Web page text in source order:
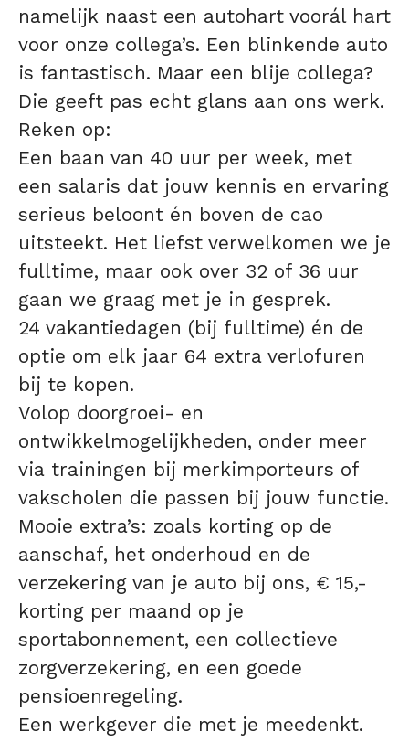
namelijk naast een autohart voorál hart
voor onze collega’s. Een blinkende auto
is fantastisch. Maar een blije collega?
Die geeft pas echt glans aan ons werk.
Reken op:
Een baan van 40 uur per week, met
een salaris dat jouw kennis en ervaring
serieus beloont én boven de cao
uitsteekt. Het liefst verwelkomen we je
fulltime, maar ook over 32 of 36 uur
gaan we graag met je in gesprek.
24 vakantiedagen (bij fulltime) én de
optie om elk jaar 64 extra verlofuren
bij te kopen.
Volop doorgroei- en
ontwikkelmogelijkheden, onder meer
via trainingen bij merkimporteurs of
vakscholen die passen bij jouw functie.
Mooie extra’s: zoals korting op de
aanschaf, het onderhoud en de
verzekering van je auto bij ons, € 15,-
korting per maand op je
sportabonnement, een collectieve
zorgverzekering, en een goede
pensioenregeling.
Een werkgever die met je meedenkt.